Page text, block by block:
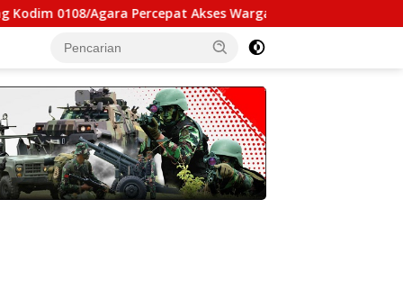
Percepat Akses Warga Ds. Kuning Abadi Aceh Tenggara